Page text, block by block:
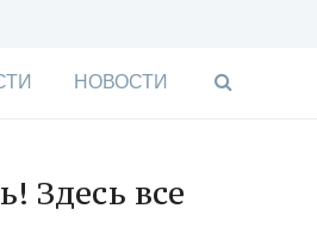
НОВОСТИ
Здесь все